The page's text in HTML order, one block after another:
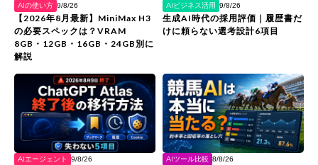
AIの使い方 9/8/26
【2026年8月最新】MiniMax H3
の必要スペックは？VRAM
8GB・12GB・16GB・24GB別に
解説
AIビジネス活用 9/8/26
生成AI時代の採用評価｜履歴書だ
けに頼らない選考設計6項目
AIエージェント 9/8/26 AIツール比較 8/8/26